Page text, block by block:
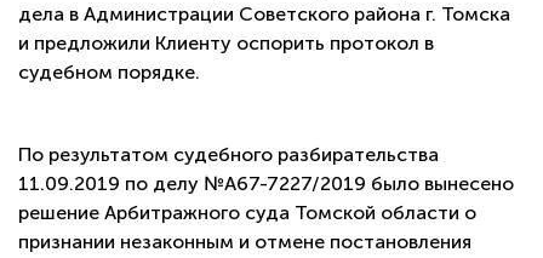
дела в Администрации Советского района г. Томска
и предложили Клиенту оспорить протокол в
судебном порядке.
По результатом судебного разбирательства
11.09.2019 по делу №А67-7227/2019 было вынесено
решение Арбитражного суда Томской области о
признании незаконным и отмене постановления